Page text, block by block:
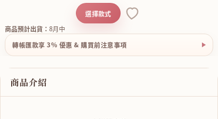
商品預計出貨： 8月中
選擇款式
轉帳匯款享 3% 優惠 & 購買前注意事項
商品介紹